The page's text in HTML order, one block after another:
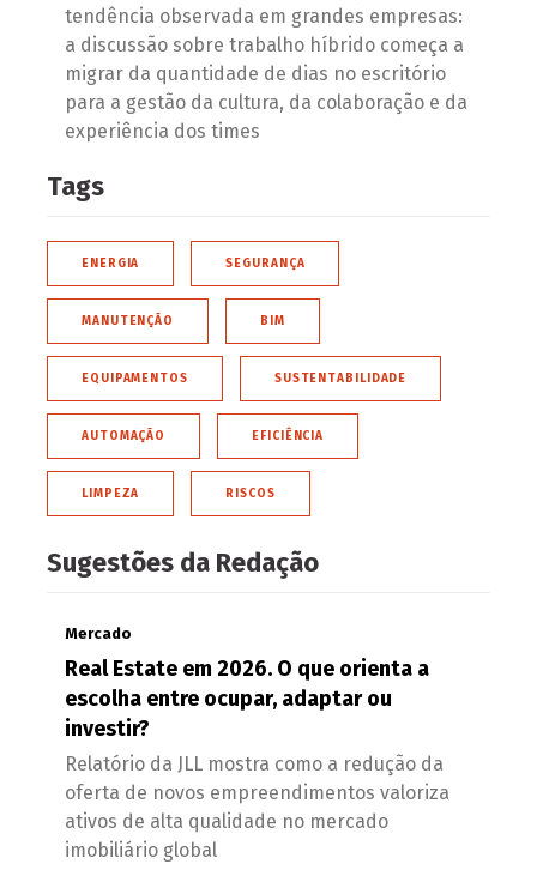
tendência observada em grandes empresas:
a discussão sobre trabalho híbrido começa a
migrar da quantidade de dias no escritório
para a gestão da cultura, da colaboração e da
experiência dos times
Tags
ENERGIA SEGURANÇA
MANUTENÇÃO BIM
EQUIPAMENTOS SUSTENTABILIDADE
AUTOMAÇÃO EFICIÊNCIA
LIMPEZA RISCOS
Sugestões da Redação
Mercado
Real Estate em 2026. O que orienta a
escolha entre ocupar, adaptar ou
investir?
Relatório da JLL mostra como a redução da
oferta de novos empreendimentos valoriza
ativos de alta qualidade no mercado
imobiliário global